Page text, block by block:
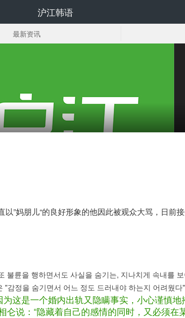
沪江韩语
最新资讯
”妈朋儿“的良好形象的他因此被观众大骂，日前
륜을 행하면서도 사실을 숨기는, 지나치게 속내를
감정을 숨기면서 어느 정도 드러내야 하는지 어려웠다
这是一个婚内出轨又隐瞒事实，小心谨慎
说：“隐藏着自己的感情的同时，又必须在